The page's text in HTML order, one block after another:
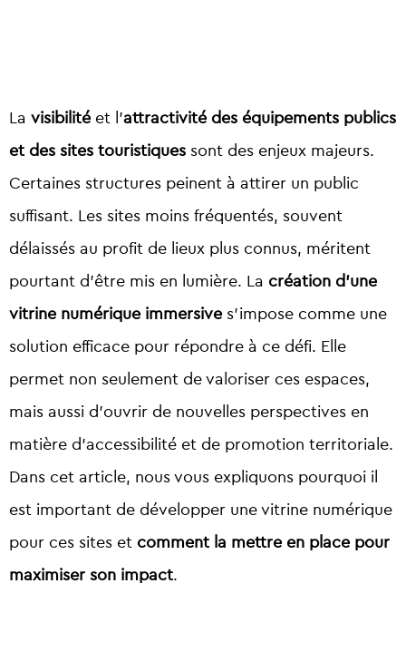
La visibilité et l’attractivité des équipements publics
et des sites touristiques sont des enjeux majeurs.
Certaines structures peinent à attirer un public
suffisant. Les sites moins fréquentés, souvent
délaissés au profit de lieux plus connus, méritent
pourtant d’être mis en lumière. La création d’une
vitrine numérique immersive s’impose comme une
solution efficace pour répondre à ce défi. Elle
permet non seulement de valoriser ces espaces,
mais aussi d’ouvrir de nouvelles perspectives en
matière d’accessibilité et de promotion territoriale.
Dans cet article, nous vous expliquons pourquoi il
est important de développer une vitrine numérique
pour ces sites et comment la mettre en place pour
maximiser son impact.